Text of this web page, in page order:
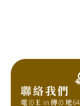
聯絡我們
電(0 E in 傳(0 地64